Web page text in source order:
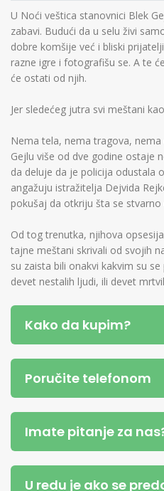
U Noći veštica stanovnici Blek
zabavi. Budući da u selu živi
dobre komšije već i bliski
razne igre i fotografišu se. A te
će ostati od njih.
Jer sledećeg jutra svi meštani
Nema tela, nema tragova,
Gejlu više od dve godine ostaje
da deluje da je policija odustala
angažuju istražitelja Dejvida
pokušaj da otkriju šta se
Od tog trenutka, njihova
tajne meštani skrivali od svojih
su zaista bili onakvi kakvim su
devet nestalih ljudi, ili devet
Kako da kupim?
Poručite telefonom
Imate pitanje za
U redu je ako se